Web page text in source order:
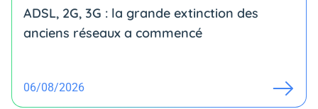
ADSL, 2G, 3G : la grande extinction des
anciens réseaux a commencé
06/08/2026